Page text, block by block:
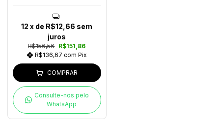
R$156,56 R$151,86
R$136,67 com Pix
12 x de R$12,66 sem
juros
COMPRAR
Consulte-nos pelo
WhatsApp